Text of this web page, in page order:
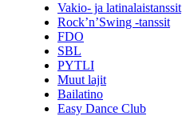
Vakio- ja latinalaistanssit
Rock’n’Swing -tanssit
FDO
SBL
PYTLI
Muut lajit
Bailatino
Easy Dance Club